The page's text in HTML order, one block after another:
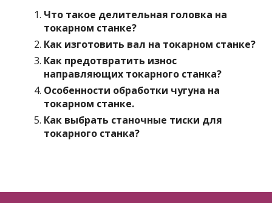
Что такое делительная головка на
токарном станке?
Как изготовить вал на токарном станке?
Как предотвратить износ
направляющих токарного станка?
Особенности обработки чугуна на
токарном станке.
Как выбрать станочные тиски для
токарного станка?